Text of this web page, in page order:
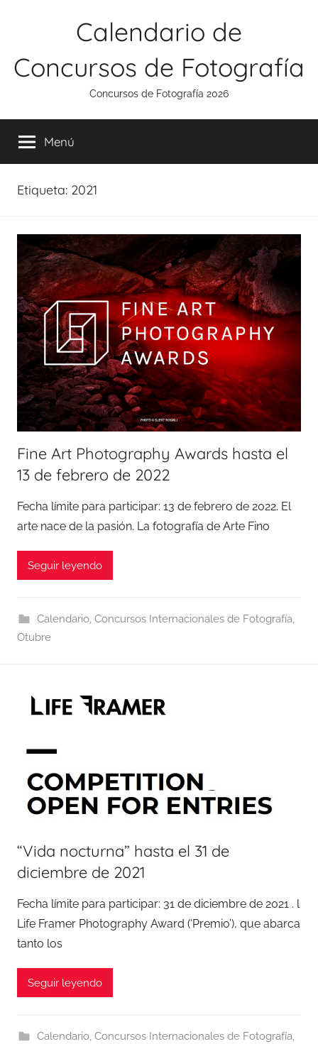
Calendario de
Concursos de Fotografía
Concursos de Fotografía 2026
Menú
Etiqueta: 2021
Fine Art Photography Awards hasta el
13 de febrero de 2022
Fecha límite para participar: 13 de febrero de 2022. El
arte nace de la pasión. La fotografía de Arte Fino
Seguir leyendo
Calendario, Concursos Internacionales de Fotografía,
Otubre
“Vida nocturna” hasta el 31 de
diciembre de 2021
Fecha límite para participar: 31 de diciembre de 2021 . l
Life Framer Photography Award (‘Premio’), que abarca
tanto los
Seguir leyendo
Calendario, Concursos Internacionales de Fotografía,